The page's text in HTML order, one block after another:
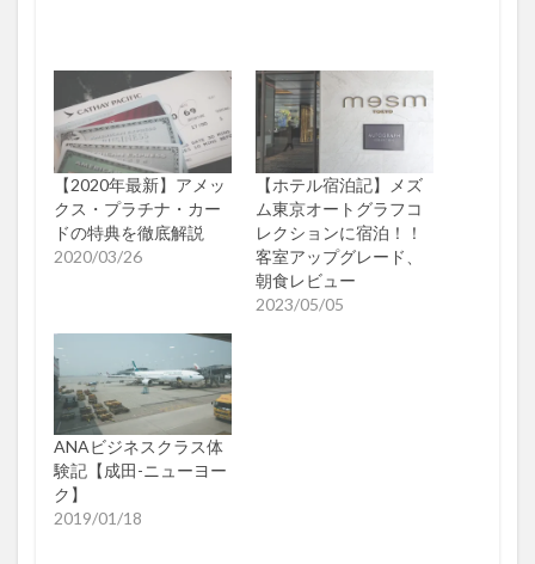
み
中…
【2020年最新】アメッ
クス・プラチナ・カー
ドの特典を徹底解説
2020/03/26
【ホテル宿泊記】メズ
ム東京オートグラフコ
レクションに宿泊！！
客室アップグレード、
朝食レビュー
2023/05/05
ANAビジネスクラス体
験記【成田-ニューヨー
ク】
2019/01/18